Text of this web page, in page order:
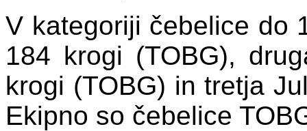
V kategoriji čebelice do
184 krogi (TOBG),
krogi (TOBG) in tretja
Ekipno so čebelice